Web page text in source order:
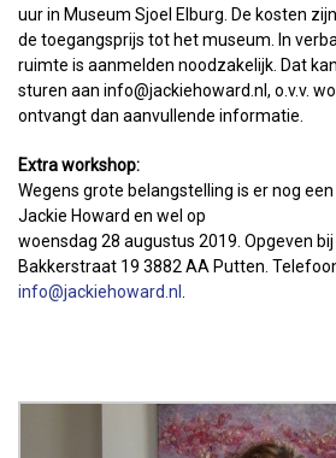
uur in Museum Sjoel Elburg. De kosten
de toegangsprijs tot het museum. In
ruimte is aanmelden noodzakelijk. Dat
sturen aan info@jackiehoward.nl, o.v.v.
ontvangt dan aanvullende informatie.
Extra workshop:
Wegens grote belangstelling is er nog
Jackie Howard en wel op
woensdag 28 augustus 2019. Opgeven
Bakkerstraat 19 3882 AA Putten.
info@jackiehoward.nl